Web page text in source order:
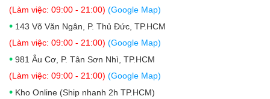
(Làm việc: 09:00 - 21:00) (Google Map)
• 143 Võ Văn Ngân, P. Thủ Đức, TP.HCM
(Làm việc: 09:00 - 21:00) (Google Map)
• 981 Âu Cơ, P. Tân Sơn Nhì, TP.HCM
(Làm việc: 09:00 - 21:00) (Google Map)
• Kho Online (Ship nhanh 2h TP.HCM)